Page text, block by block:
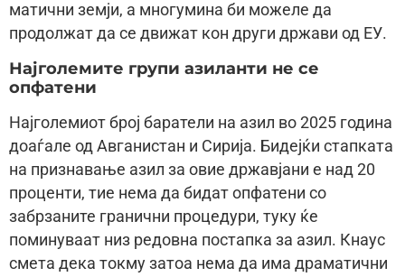
матични земји, а многумина би можеле да
продолжат да се движат кон други држави од ЕУ.
Најголемите групи азиланти не се
опфатени
Најголемиот број баратели на азил во 2025 година
доаѓале од Авганистан и Сирија. Бидејќи стапката
на признавање азил за овие државјани е над 20
проценти, тие нема да бидат опфатени со
забрзаните гранични процедури, туку ќе
поминуваат низ редовна постапка за азил. Кнаус
смета дека токму затоа нема да има драматични